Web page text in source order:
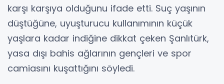
karşı karşıya olduğunu ifade etti. Suç yaşının
düştüğüne, uyuşturucu kullanımının küçük
yaşlara kadar indiğine dikkat çeken Şanlıtürk,
yasa dışı bahis ağlarının gençleri ve spor
camiasını kuşattığını söyledi.